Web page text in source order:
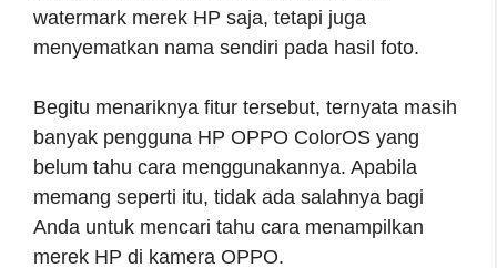
watermark merek HP saja, tetapi juga
menyematkan nama sendiri pada hasil foto.
Begitu menariknya fitur tersebut, ternyata masih
banyak pengguna HP OPPO ColorOS yang
belum tahu cara menggunakannya. Apabila
memang seperti itu, tidak ada salahnya bagi
Anda untuk mencari tahu cara menampilkan
merek HP di kamera OPPO.